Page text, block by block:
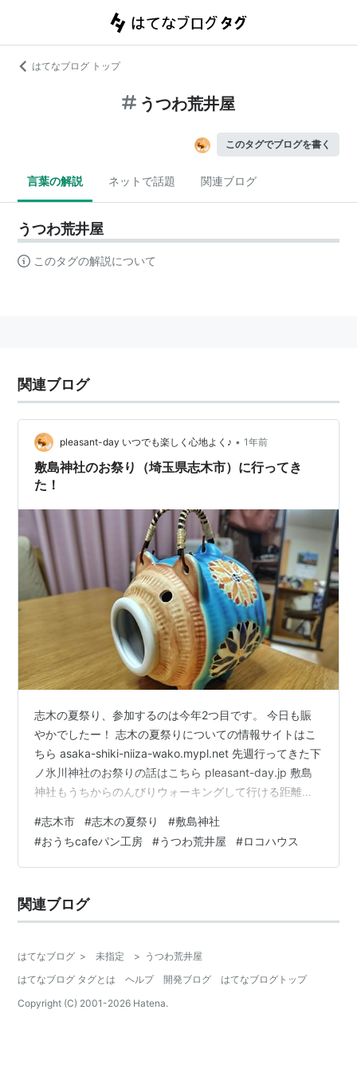
はてなブログ トップ
うつわ荒井屋
このタグでブログを書く
言葉の解説 ネットで話題 関連ブログ
うつわ荒井屋
このタグの解説について
関連ブログ
pleasant-day いつでも楽しく心地よく♪ • 1年前
敷島神社のお祭り（埼玉県志木市）に行ってき
た！
志木の夏祭り、参加するのは今年2つ目です。 今日も賑
やかでしたー！ 志木の夏祭りについての情報サイトはこ
ちら asaka-shiki-niiza-wako.mypl.net 先週行ってきた下
ノ氷川神社のお祭りの話はこちら pleasant-day.jp 敷島
神社もうちからのんびりウォーキングして行ける距離で
じさん 私のおしゃれなまとめ髪も見て 去年は敷島神社の
ほうから行ったんだけど、 人がたくさんで身動きとれな
くなってしまった覚えがあるので… 今日はまず広い大通
場坂上の交差点のところから…
#志木市 #志木の夏祭り #敷島神社
#おうちcafeパン工房 #うつわ荒井屋 #ロコハウス
関連ブログ
はてなブログ > 未指定 > うつわ荒井屋
はてなブログ タグとは
ヘルプ 開発ブログ
はてなブログトップ
Copyright (C) 2001-2026 Hatena.